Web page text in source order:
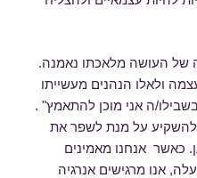
של העושה מלאכתו נאמנה.
ולאלו הנהנים מעשייתו
ה אני מוכן להתאמץ" .
להשקיע על מנת לשפר את
כאשר אנחנו מאמינים
אנו מרגישים אנרגיה